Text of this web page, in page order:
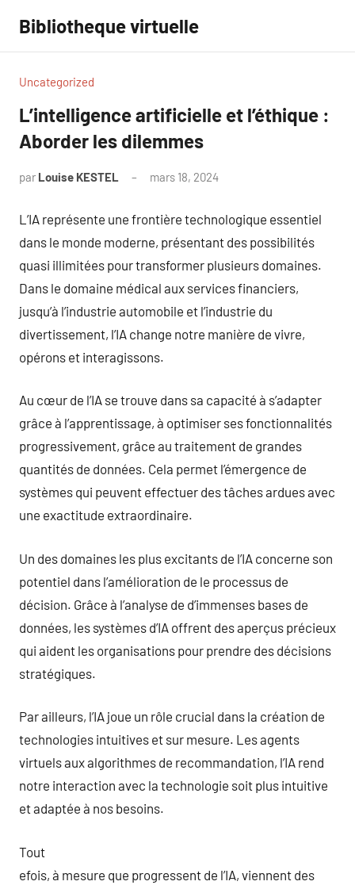
contenu
Bibliotheque virtuelle
Uncategorized
L’intelligence artificielle et l’éthique :
Aborder les dilemmes
par Louise KESTEL mars 18, 2024
L’IA représente une frontière technologique essentiel
dans le monde moderne, présentant des possibilités
quasi illimitées pour transformer plusieurs domaines.
Dans le domaine médical aux services financiers,
jusqu’à l’industrie automobile et l’industrie du
divertissement, l’IA change notre manière de vivre,
opérons et interagissons.
Au cœur de l’IA se trouve dans sa capacité à s’adapter
grâce à l’apprentissage, à optimiser ses fonctionnalités
progressivement, grâce au traitement de grandes
quantités de données. Cela permet l’émergence de
systèmes qui peuvent effectuer des tâches ardues avec
une exactitude extraordinaire.
Un des domaines les plus excitants de l’IA concerne son
potentiel dans l’amélioration de le processus de
décision. Grâce à l’analyse de d’immenses bases de
données, les systèmes d’IA offrent des aperçus précieux
qui aident les organisations pour prendre des décisions
stratégiques.
Par ailleurs, l’IA joue un rôle crucial dans la création de
technologies intuitives et sur mesure. Les agents
virtuels aux algorithmes de recommandation, l’IA rend
notre interaction avec la technologie soit plus intuitive
et adaptée à nos besoins.
Tout
efois, à mesure que progressent de l’IA, viennent des